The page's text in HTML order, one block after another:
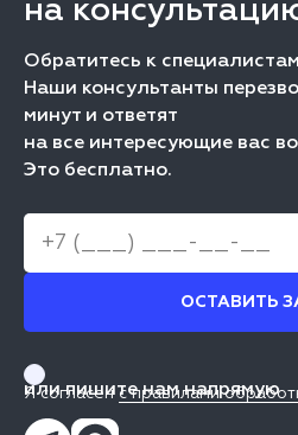
на
Обратитесь к
Наши консультанты
минут и ответят
на все интересующие вас
Это бесплатно.
ОСТАВИТЬ
Я согласен с правилами
или пишите нам напрямую